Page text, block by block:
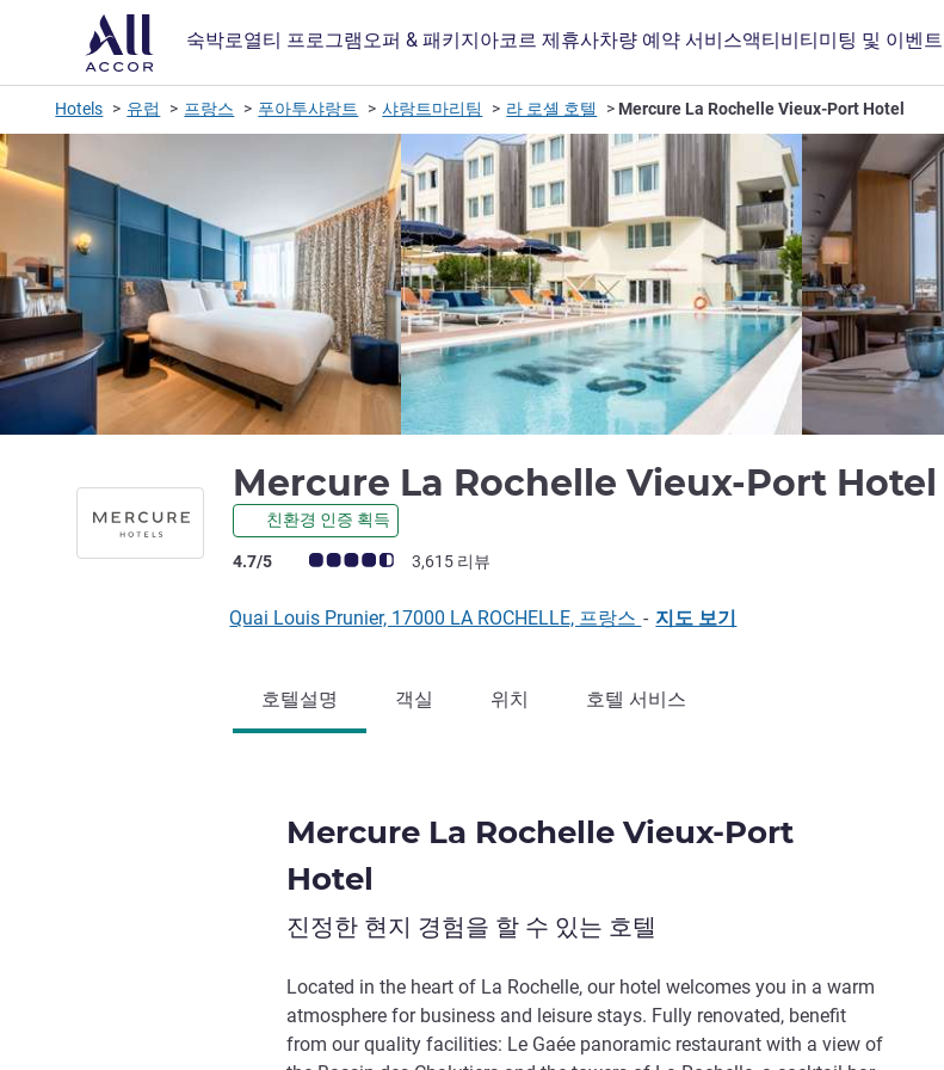
숙박로열티 프로그램 오퍼 & 패키지아코르 제휴사차량 예약 서비스액티비티미팅 및 이벤트
Hotels 유럽 프랑스 푸아투샤랑트 샤랑트마리팀 라 로셸 호텔 Mercure La Rochelle Vieux-Port Hotel
Mercure La Rochelle Vieux-Port Hotel
친환경 인증 획득
고객 평점 (ALL 평가)
4.7/5 3,615 리뷰
Quai Louis Prunier, 17000 LA ROCHELLE, 프랑스 - 지도 보기
호텔설명 객실 위치 호텔 서비스
Mercure La Rochelle Vieux-Port
Hotel
진정한 현지 경험을 할 수 있는 호텔
Located in the heart of La Rochelle, our hotel welcomes you in a warm
atmosphere for business and leisure stays. Fully renovated, benefit
from our quality facilities: Le Gaée panoramic restaurant with a view of